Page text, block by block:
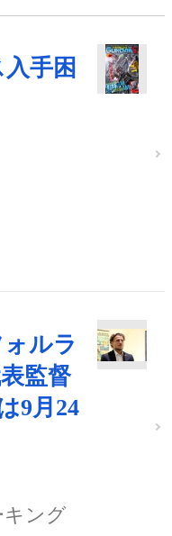
手困
ルラ
監督
9月24
ング